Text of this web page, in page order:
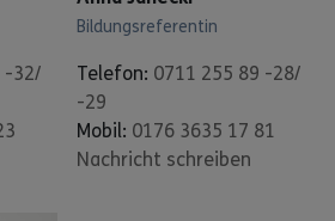
-32/
Bildungsreferentin
Telefon: 0711 255 89 -28/
-29
Mobil: 0176 3635 17 81
Nachricht schreiben